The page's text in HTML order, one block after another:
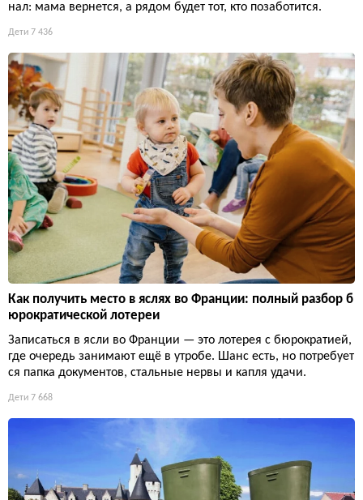
нал: мама вернется, а рядом будет тот, кто позаботится.
Дети 7 436
Как получить место в яслях во Франции: полный разбор б
юрократической лотереи
Записаться в ясли во Франции — это лотерея с бюрократией,
где очередь занимают ещё в утробе. Шанс есть, но потребует
ся папка документов, стальные нервы и капля удачи.
Дети 7 668